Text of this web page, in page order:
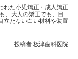
れた小児矯正・成人矯正
、大人の矯正でも、目
立たない白い材料や装置
投稿者 板津歯科医院